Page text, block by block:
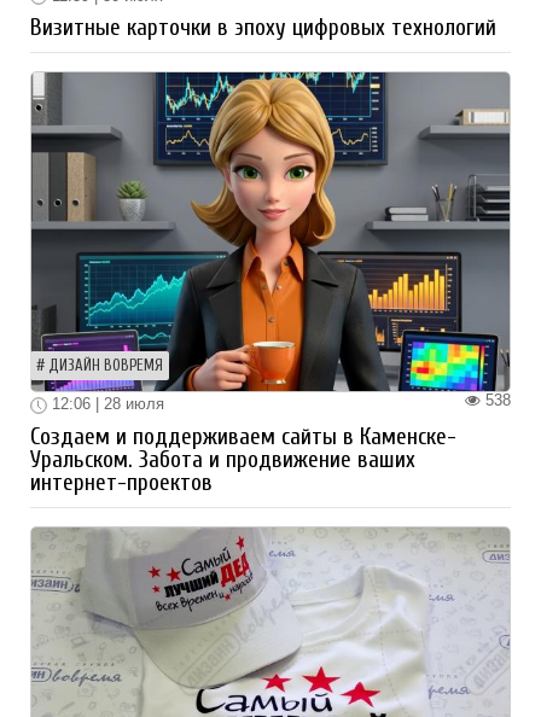
Визитные карточки в эпоху цифровых технологий
ДИЗАЙН ВОВРЕМЯ
538
12:06 | 28 июля
Создаем и поддерживаем сайты в Каменске-
Уральском. Забота и продвижение ваших
интернет-проектов